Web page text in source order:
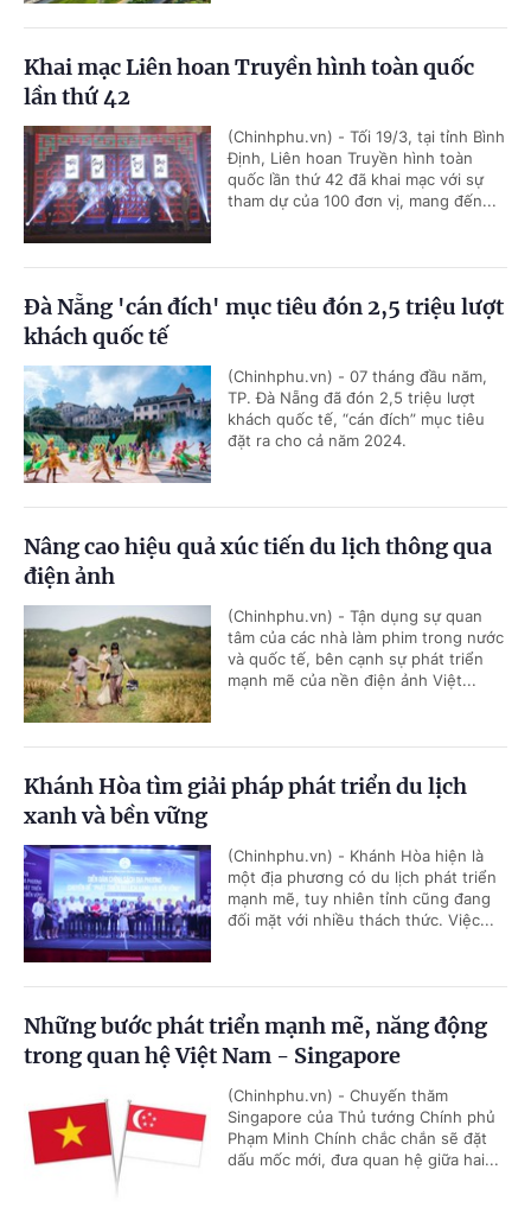
Khai mạc Liên hoan Truyền hình toàn quốc
lần thứ 42
(Chinhphu.vn) - Tối 19/3, tại tỉnh Bình
Định, Liên hoan Truyền hình toàn
quốc lần thứ 42 đã khai mạc với sự
tham dự của 100 đơn vị, mang đến...
Đà Nẵng 'cán đích' mục tiêu đón 2,5 triệu lượt
khách quốc tế
(Chinhphu.vn) - 07 tháng đầu năm,
TP. Đà Nẵng đã đón 2,5 triệu lượt
khách quốc tế, “cán đích” mục tiêu
đặt ra cho cả năm 2024.
Nâng cao hiệu quả xúc tiến du lịch thông qua
điện ảnh
(Chinhphu.vn) - Tận dụng sự quan
tâm của các nhà làm phim trong nước
và quốc tế, bên cạnh sự phát triển
mạnh mẽ của nền điện ảnh Việt...
Khánh Hòa tìm giải pháp phát triển du lịch
xanh và bền vững
(Chinhphu.vn) - Khánh Hòa hiện là
một địa phương có du lịch phát triển
mạnh mẽ, tuy nhiên tỉnh cũng đang
đối mặt với nhiều thách thức. Việc...
Những bước phát triển mạnh mẽ, năng động
trong quan hệ Việt Nam - Singapore
(Chinhphu.vn) - Chuyến thăm
Singapore của Thủ tướng Chính phủ
Phạm Minh Chính chắc chắn sẽ đặt
dấu mốc mới, đưa quan hệ giữa hai...